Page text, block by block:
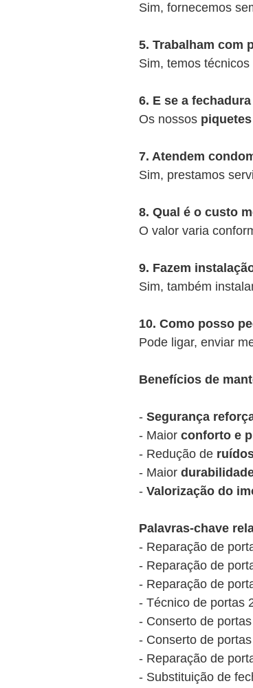
Sim, fornecemos
5. Trabalham com
Sim, temos
6. E se a
Os nossos
7. Atendem
Sim, prestamos
8. Qual é o custo
O valor varia
9. Fazem
Sim, também
10. Como posso
Pode ligar, enviar
Benefícios de
- Segurança
- Maior conforto e
- Redução de
- Maior
- Valorização do
Palavras-chave
- Reparação de
- Reparação de
- Reparação de
- Técnico de portas
- Conserto de
- Conserto de
- Reparação de
- Substituição de